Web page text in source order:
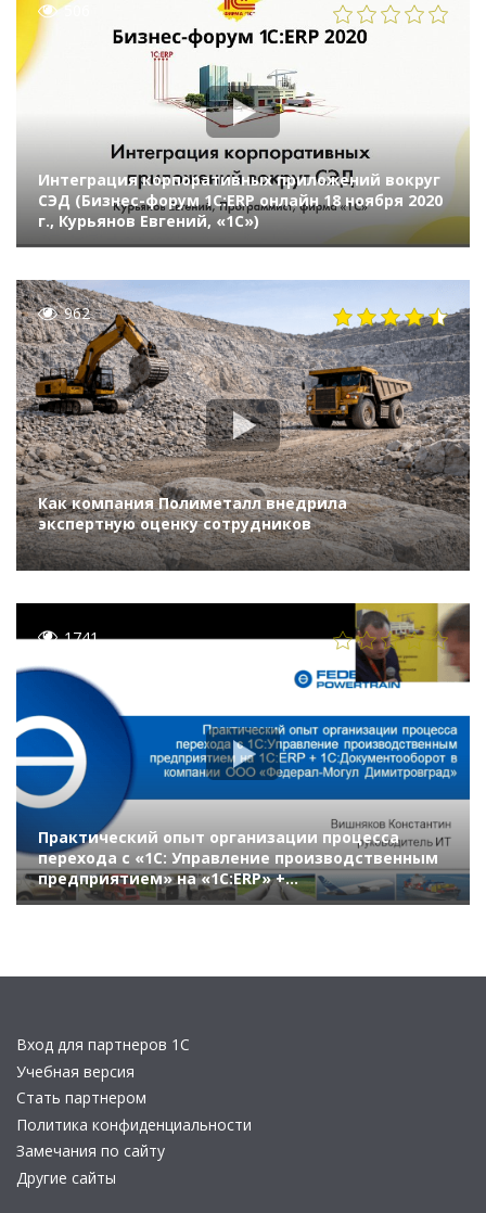
506
Интеграция корпоративных приложений вокруг
СЭД (Бизнес-форум 1С:ERP онлайн 18 ноября 2020
г., Курьянов Евгений, «1С»)
962
Как компания Полиметалл внедрила
экспертную оценку сотрудников
1741
Практический опыт организации процесса
перехода с «1С: Управление производственным
предприятием» на «1С:ERP» +
«1С:Документооборот» в компании «Федерал-
Вход для партнеров 1С
Учебная версия
Стать партнером
Политика конфиденциальности
Замечания по сайту
Другие сайты